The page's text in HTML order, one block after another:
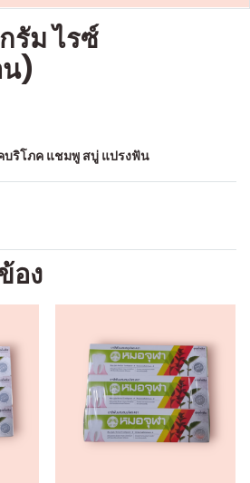
รัม ไรซ์
)
บริโภค แชมพู สบู่ แปรงฟัน
อง